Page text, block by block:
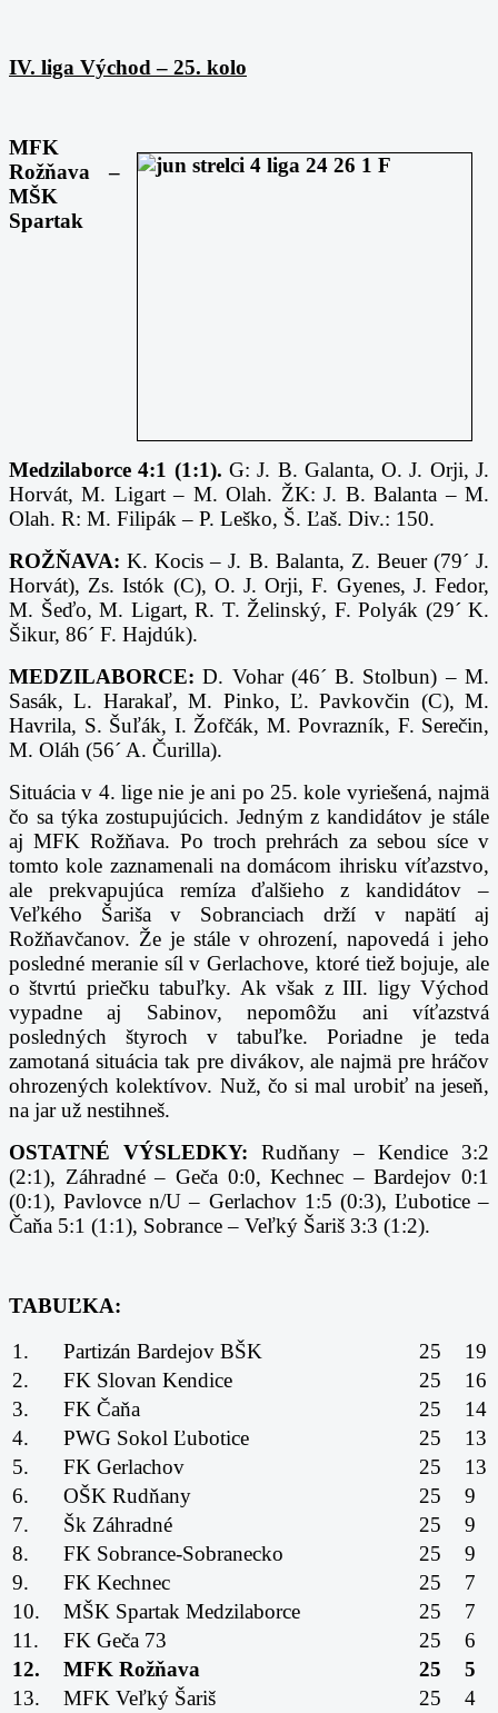
IV. liga Východ – 25. kolo
MFK
Rožňava –
MŠK
Spartak
Medzilaborce 4:1 (1:1). G: J. B. Galanta, O. J. Orji, J.
Horvát, M. Ligart – M. Olah. ŽK: J. B. Balanta – M.
Olah. R: M. Filipák – P. Leško, Š. Ľaš. Div.: 150.
ROŽŇAVA: K. Kocis – J. B. Balanta, Z. Beuer (79´ J.
Horvát), Zs. Istók (C), O. J. Orji, F. Gyenes, J. Fedor,
M. Šeďo, M. Ligart, R. T. Želinský, F. Polyák (29´ K.
Šikur, 86´ F. Hajdúk).
MEDZILABORCE: D. Vohar (46´ B. Stolbun) – M.
Sasák, L. Harakaľ, M. Pinko, Ľ. Pavkovčin (C), M.
Havrila, S. Šuľák, I. Žofčák, M. Povrazník, F. Serečin,
M. Oláh (56´ A. Čurilla).
Situácia v 4. lige nie je ani po 25. kole vyriešená, najmä
čo sa týka zostupujúcich. Jedným z kandidátov je stále
aj MFK Rožňava. Po troch prehrách za sebou síce v
tomto kole zaznamenali na domácom ihrisku víťazstvo,
ale prekvapujúca remíza ďalšieho z kandidátov –
Veľkého Šariša v Sobranciach drží v napätí aj
Rožňavčanov. Že je stále v ohrození, napovedá i jeho
posledné meranie síl v Gerlachove, ktoré tiež bojuje, ale
o štvrtú priečku tabuľky. Ak však z III. ligy Východ
vypadne aj Sabinov, nepomôžu ani víťazstvá
posledných štyroch v tabuľke. Poriadne je teda
zamotaná situácia tak pre divákov, ale najmä pre hráčov
ohrozených kolektívov. Nuž, čo si mal urobiť na jeseň,
na jar už nestihneš.
OSTATNÉ VÝSLEDKY: Rudňany – Kendice 3:2
(2:1), Záhradné – Geča 0:0, Kechnec – Bardejov 0:1
(0:1), Pavlovce n/U – Gerlachov 1:5 (0:3), Ľubotice –
Čaňa 5:1 (1:1), Sobrance – Veľký Šariš 3:3 (1:2).
TABUĽKA:
1.
Partizán Bardejov BŠK 25
19
2.
FK Slovan Kendice 25
16
3.
FK Čaňa 25
14
4.
PWG Sokol Ľubotice 25
13
5.
FK Gerlachov 25
13
6.
OŠK Rudňany 25
9
7.
Šk Záhradné 25
9
8.
FK Sobrance-Sobranecko 25
9
9.
FK Kechnec 25
7
10.
MŠK Spartak Medzilaborce 25
7
11.
FK Geča 73 25
6
12.
MFK Rožňava 25
5
13.
MFK Veľký Šariš 25
4